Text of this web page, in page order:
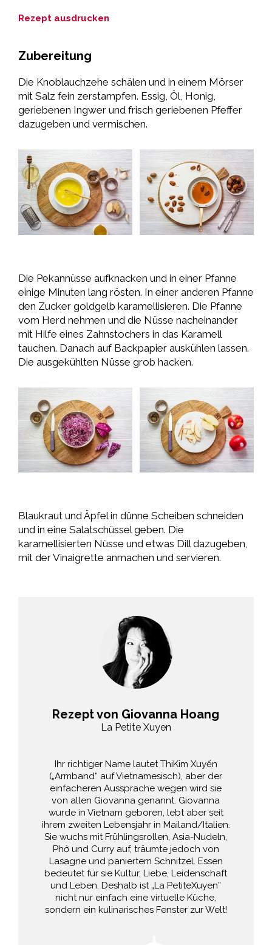
Rezept ausdrucken
Zubereitung
Die Knoblauchzehe schälen und in einem Mörser
mit Salz fein zerstampfen. Essig, Öl, Honig,
geriebenen Ingwer und frisch geriebenen Pfeffer
dazugeben und vermischen.
Die Pekannüsse aufknacken und in einer Pfanne
einige Minuten lang rösten. In einer anderen Pfanne
den Zucker goldgelb karamellisieren. Die Pfanne
vom Herd nehmen und die Nüsse nacheinander
mit Hilfe eines Zahnstochers in das Karamell
tauchen. Danach auf Backpapier auskühlen lassen.
Die ausgekühlten Nüsse grob hacken.
Blaukraut und Äpfel in dünne Scheiben schneiden
und in eine Salatschüssel geben. Die
karamellisierten Nüsse und etwas Dill dazugeben,
mit der Vinaigrette anmachen und servieren.
Rezept von Giovanna Hoang
La Petite Xuyen
Ihr richtiger Name lautet ThiKim Xuyến
(„Armband“ auf Vietnamesisch), aber der
einfacheren Aussprache wegen wird sie
von allen Giovanna genannt. Giovanna
wurde in Vietnam geboren, lebt aber seit
ihrem zweiten Lebensjahr in Mailand/Italien.
Sie wuchs mit Frühlingsrollen, Asia-Nudeln,
Phở und Curry auf, träumte jedoch von
Lasagne und paniertem Schnitzel. Essen
bedeutet für sie Kultur, Liebe, Leidenschaft
und Leben. Deshalb ist „La PetiteXuyen”
nicht nur einfach eine virtuelle Küche,
sondern ein kulinarisches Fenster zur Welt!